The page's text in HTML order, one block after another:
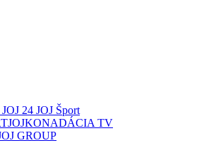
JOJ 24 JOJ Šport
JOJKONADÁCIA TV
GROUP